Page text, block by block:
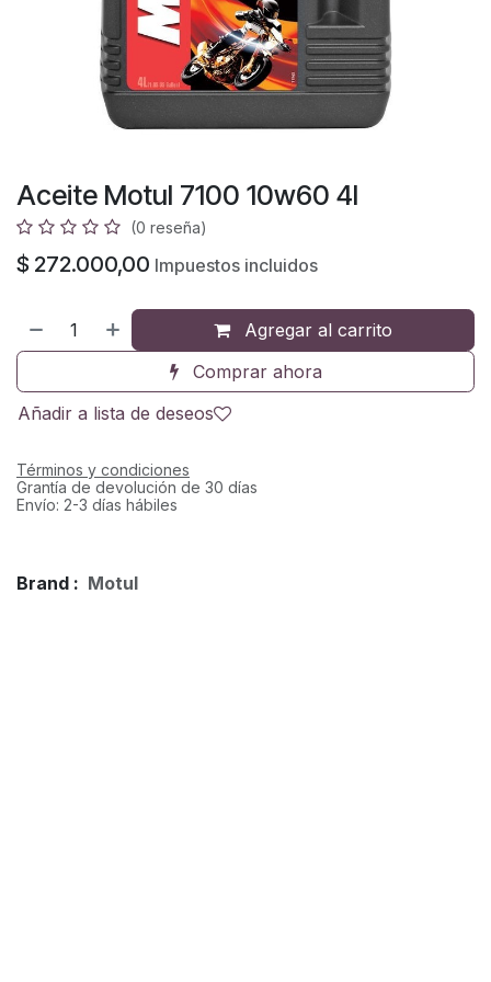
Aceite Motul 7100 10w60 4l
(0 reseña)
$ 272.000,00 Impuestos incluidos
Agregar al carrito
Comprar ahora
Añadir a lista de deseos
Términos y condiciones
Grantía de devolución de 30 días
Envío: 2-3 días hábiles
Brand : Motul